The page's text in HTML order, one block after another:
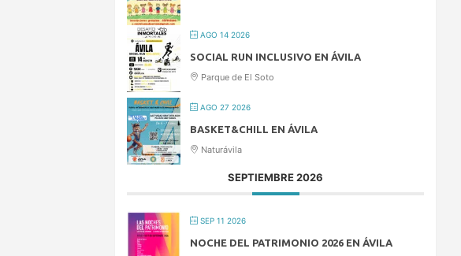
AGO 14 2026
SOCIAL RUN INCLUSIVO EN ÁVILA
Parque de El Soto
AGO 27 2026
BASKET&CHILL EN ÁVILA
Naturávila
SEPTIEMBRE 2026
SEP 11 2026
NOCHE DEL PATRIMONIO 2026 EN ÁVILA